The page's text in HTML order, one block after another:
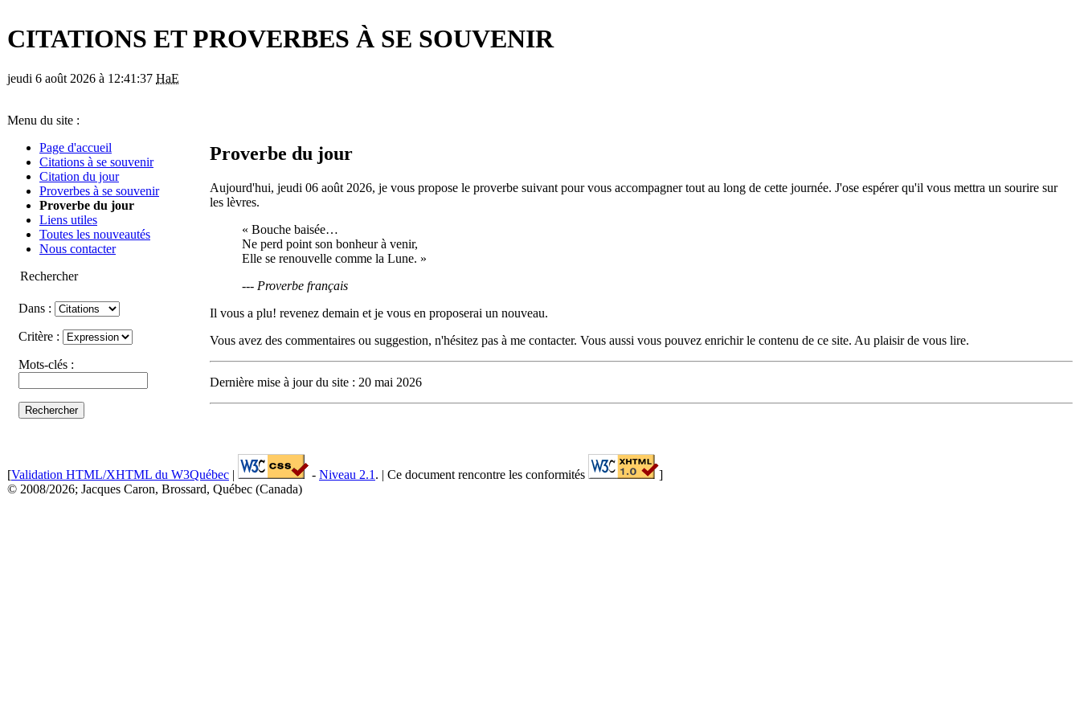
CITATIONS ET PROVERBES À SE SOUVENIR
jeudi 6 août 2026 à 12:41:37 HaE
Menu du site :
Page d'accueil
Citations à se souvenir
Citation du jour
Proverbes à se souvenir
Proverbe du jour
Liens utiles
Toutes les nouveautés
Nous contacter
Rechercher
Dans :
Critère :
Mots-clés :
Proverbe du jour
Aujourd'hui, jeudi 06 août 2026, je vous propose le proverbe suivant pour vous accompagner tout au long de cette journée. J'ose espérer qu'il vous mettra un sourire sur
les lèvres.
« Bouche baisée…
Ne perd point son bonheur à venir,
Elle se renouvelle comme la Lune. »
--- Proverbe français
Il vous a plu! revenez demain et je vous en proposerai un nouveau.
Vous avez des commentaires ou suggestion, n'hésitez pas à me contacter. Vous aussi vous pouvez enrichir le contenu de ce site. Au plaisir de vous lire.
Dernière mise à jour du site : 20 mai 2026
[Validation HTML/XHTML du W3Québec | - Niveau 2.1 . | Ce document rencontre les conformités
]
© 2008/2026; Jacques Caron, Brossard, Québec (Canada)